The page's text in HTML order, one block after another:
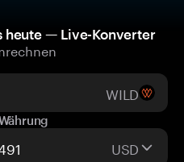
heute — Live-Konverter
WILD
USD